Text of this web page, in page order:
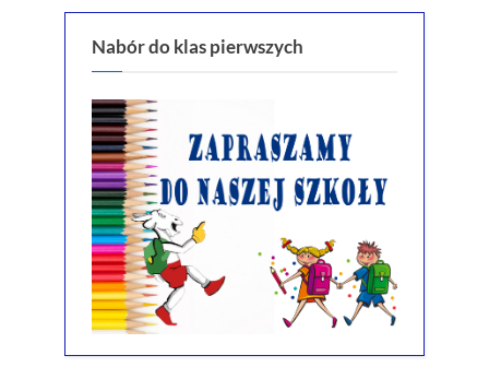
Nabór do klas pierwszych